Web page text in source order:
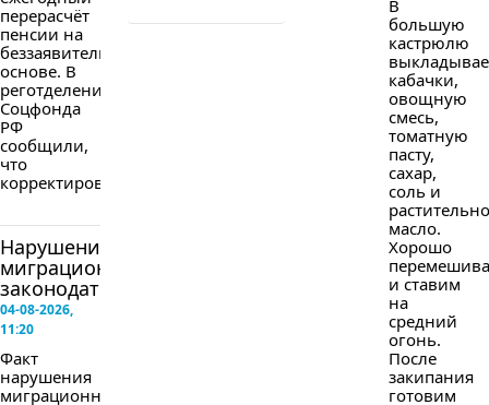
перерасчёт
пенсии на
беззаявительной
основе. В
реготделении
Соцфонда
РФ
сообщили,
что
корректировка...
Нарушение
миграционного
законодательства
04-08-2026,
11:20
Факт
нарушения
миграционного
В
большую
кастрюлю
кабачки,
овощную
смесь,
томатную
пасту,
сахар,
соль и
масло.
Хорошо
и ставим
на
средний
огонь.
После
закипания
готовим